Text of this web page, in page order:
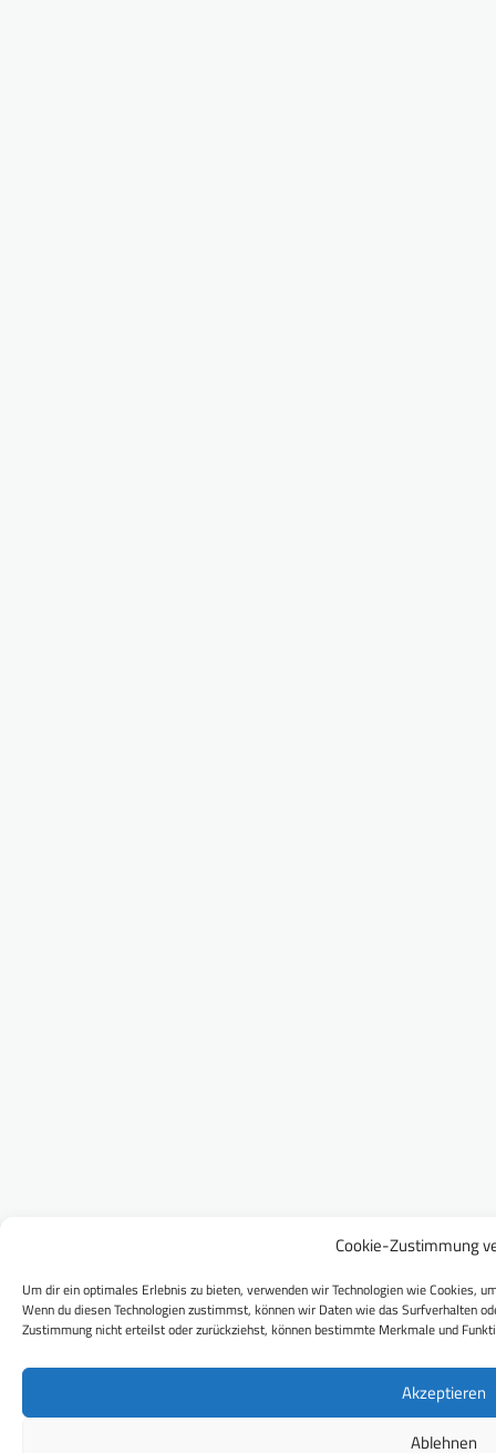
Cookie-Zustimmung
Um dir ein optimales Erlebnis zu bieten, verwenden wir Technologien wie Cookies,
Wenn du diesen Technologien zustimmst, können wir Daten wie das Surfverhalten
Zustimmung nicht erteilst oder zurückziehst, können bestimmte Merkmale und
Akzeptieren
Ablehnen